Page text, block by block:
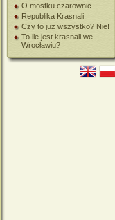
O mostku czarownic
Republika Krasnali
Czy to już wszystko? Nie!
To ile jest krasnali we
Wrocławiu?